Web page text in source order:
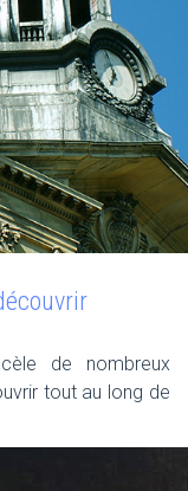
de nombreux
tout au long de